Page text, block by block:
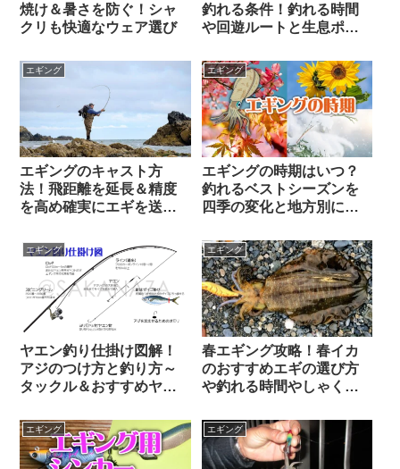
焼け＆暑さを防ぐ！シャ
クリも快適なウェア選び
釣れる条件！釣れる時間
や回遊ルートと生息ポイ
エギング
エギングのキャスト方
法！飛距離を延長＆精度
を高め確実にエギを送り
エギング
エギングの時期はいつ？
釣れるベストシーズンを
四季の変化と地方別に解
エギング
ヤエン釣り仕掛け図解！
アジのつけ方と釣り方～
タックル＆おすすめヤエ
エギング
春エギング攻略！春イカ
のおすすめエギの選び方
や釣れる時間やしゃくり
エギング エギング